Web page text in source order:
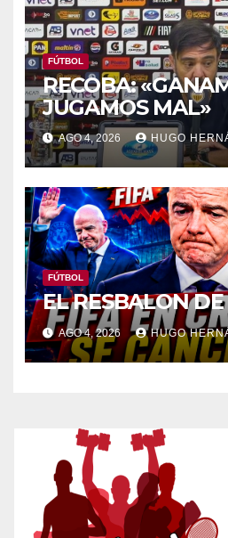
FÚTBOL
RECOBA:
JUGAMOS MAL»
AGO 4, 2026 HUGO
FÚTBOL
EL RESBALON
AGO 4, 2026 HUGO